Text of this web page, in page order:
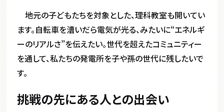
地元の子どもたちを対象とした、理科教室も開いてい
ます。自転車を漕いだら電気が光る、みたいに“エネルギ
ーのリアルさ”を伝えたい。世代を超えたコミュニティー
を通して、私たちの発電所を子や孫の世代に残したいで
す。
挑戦の先にある人との出会い